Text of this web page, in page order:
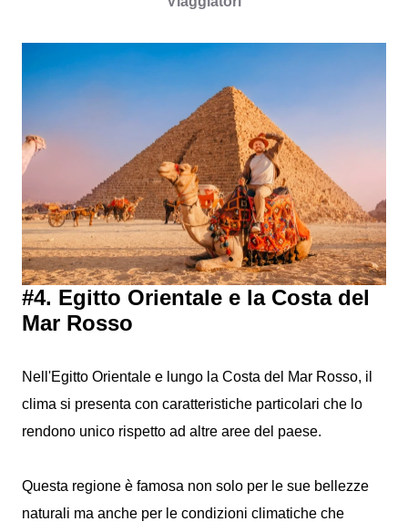
#4. Egitto Orientale e la Costa del
Mar Rosso
Nell'Egitto Orientale e lungo la Costa del Mar Rosso, il
clima si presenta con caratteristiche particolari che lo
rendono unico rispetto ad altre aree del paese.
Questa regione è famosa non solo per le sue bellezze
naturali ma anche per le condizioni climatiche che